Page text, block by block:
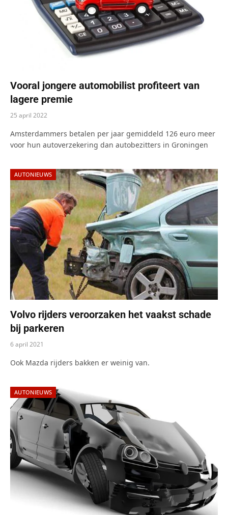
Vooral jongere automobilist profiteert van
lagere premie
25 april 2022
Amsterdammers betalen per jaar gemiddeld 126 euro meer
voor hun autoverzekering dan autobezitters in Groningen
AUTONIEUWS
Volvo rijders veroorzaken het vaakst schade
bij parkeren
6 april 2021
Ook Mazda rijders bakken er weinig van.
AUTONIEUWS